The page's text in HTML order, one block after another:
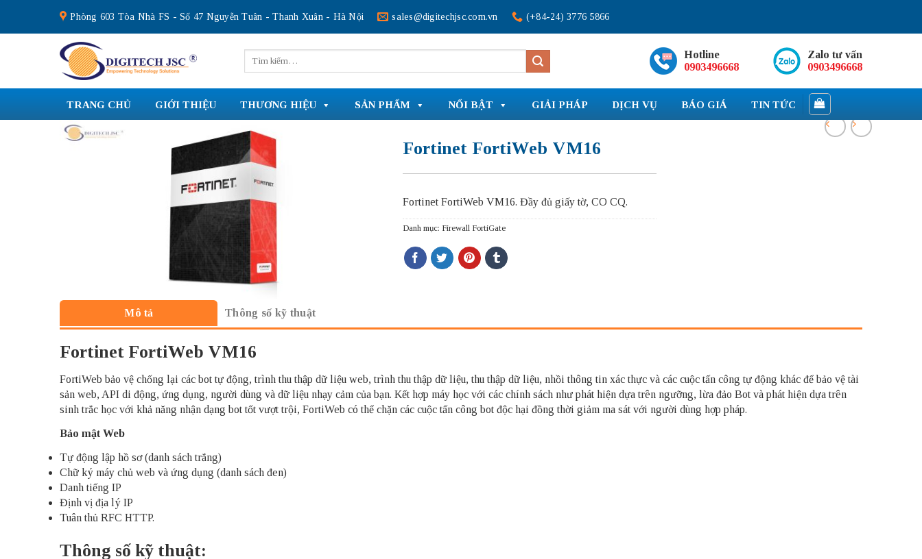
content
Phòng 603 Tòa Nhà FS - Số 47 Nguyễn Tuân - Thanh Xuân - Hà Nội sales@digitechjsc.com.vn (+84-24) 3776 5866
kiếm:
Hotline
0903496668
Zalo tư vấn
0903496668
TRANG CHỦ GIỚI THIỆU THƯƠNG HIỆU SẢN PHẨM NỔI BẬT GIẢI PHÁP DỊCH VỤ BÁO GIÁ TIN TỨC
Fortinet FortiWeb VM16
Fortinet FortiWeb VM16. Đầy đủ giấy tờ, CO CQ.
Danh mục: Firewall FortiGate
Mô tả Thông số kỹ thuật
Fortinet FortiWeb VM16
FortiWeb bảo vệ chống lại các bot tự động, trình thu thập dữ liệu web, trình thu thập dữ liệu, thu thập dữ liệu, nhồi thông tin xác thực và các cuộc tấn công tự động khác để bảo vệ tài
sản web, API di động, ứng dụng, người dùng và dữ liệu nhạy cảm của bạn. Kết hợp máy học với các chính sách như phát hiện dựa trên ngưỡng, lừa đảo Bot và phát hiện dựa trên
sinh trắc học với khả năng nhận dạng bot tốt vượt trội, FortiWeb có thể chặn các cuộc tấn công bot độc hại đồng thời giảm ma sát với người dùng hợp pháp.
Bảo mật Web
Tự động lập hồ sơ (danh sách trắng)
Chữ ký máy chủ web và ứng dụng (danh sách đen)
Danh tiếng IP
Định vị địa lý IP
Tuân thủ RFC HTTP.
Thông số kỹ thuật: